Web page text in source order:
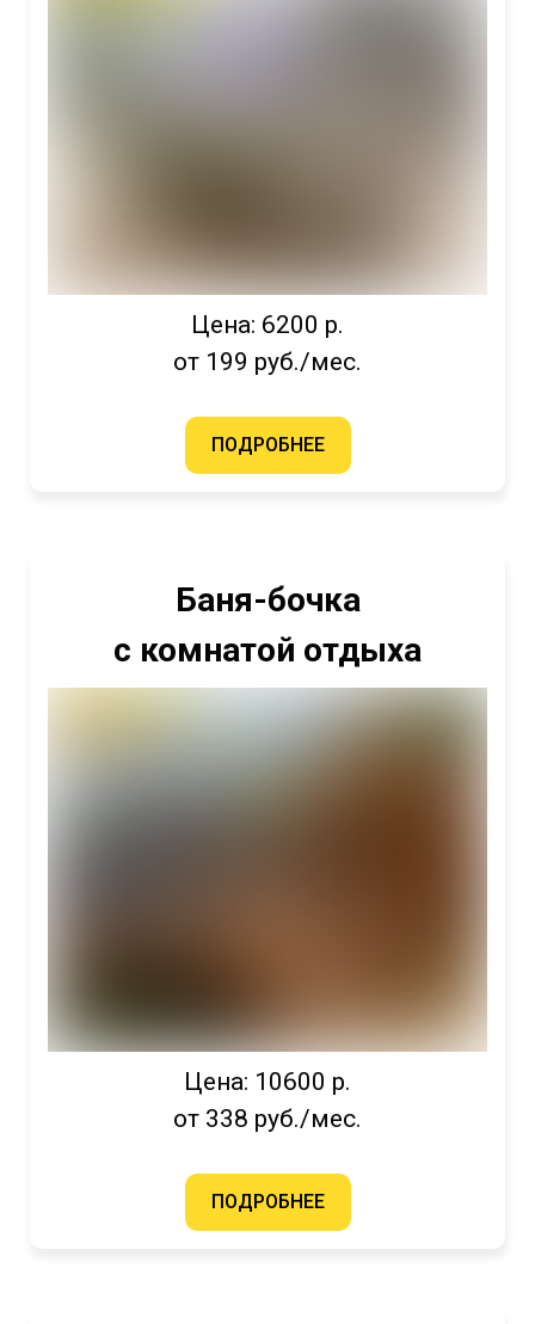
Цена: 6200 р.
от 199 руб./мес.
ПОДРОБНЕЕ
Баня-бочка
с комнатой отдыха
Цена: 10600 р.
от 338 руб./мес.
ПОДРОБНЕЕ